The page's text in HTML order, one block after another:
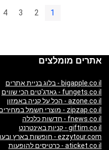
1
2
3
4
אתרים מומלצים
bigapple.co.il - בלוג בניית אתרים
fungets.co.il - גאדג'טים הכי שווים
azone.co.il - הכל על קניה באמזון
zipzap.co.il - מוצרי חשמל במחירים הגיוניים
fnews.co.il - חדשות כלכלה
giftim.co.il - קניות באינטרנט
ezzytour.com - חופשות בארץ ובעולם
aticket.co.il - כרטיסים להופעות